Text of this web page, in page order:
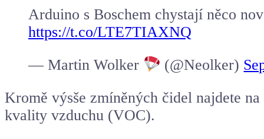
Arduino s Boschem chystají něco
https://t.co/LTE7TIAXNQ
— Martin Wolker
(@Neolker)
Kromě výsše zmíněných čidel najdete
kvality vzduchu (VOC).